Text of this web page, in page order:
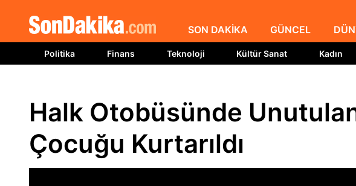
SON DAKİKA GÜNCEL
Politika Finans Teknoloji Kültür Sanat Kadın
Halk Otobüsünde
Çocuğu Kurtarıldı